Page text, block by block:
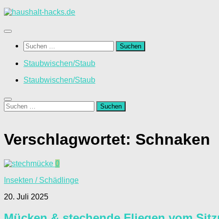
Zum
springen
Suchen
nach:
Staubwischen/Staub
Staubwischen/Staub
Suchen
nach:
Verschlagwortet: Schnaken
0
Insekten / Schädlinge
20. Juli 2025